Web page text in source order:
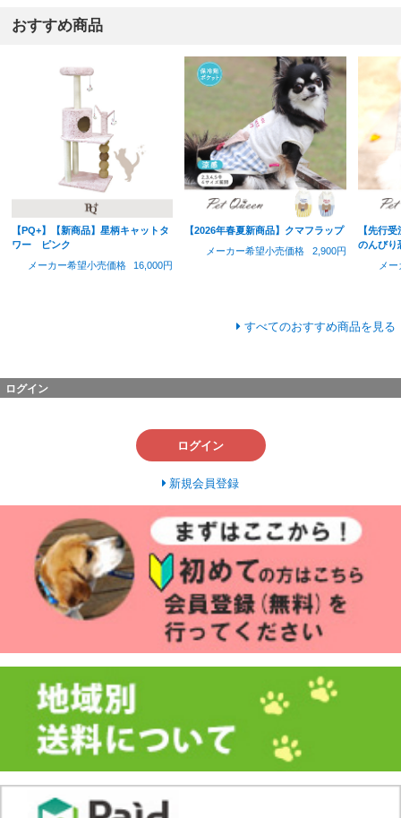
おすすめ商品
【PQ+】【新商品】星柄キャットタ
ワー ピンク
メーカー希望小売価格
16,000円
【2026年春夏新商品】クマフラップ
メーカー希望小売価格
2,900円
【先行
のんびり
メ
すべてのおすすめ商品を見る
ログイン
ログイン
新規会員登録